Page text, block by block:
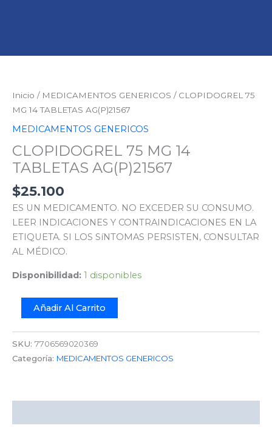
Inicio / MEDICAMENTOS GENERICOS / CLOPIDOGREL 75
MG 14 TABLETAS AG(P)21567
MEDICAMENTOS GENERICOS
CLOPIDOGREL 75 MG 14
TABLETAS AG(P)21567
$25.100
ES UN MEDICAMENTO. NO EXCEDER SU CONSUMO.
LEER INDICACIONES Y CONTRAINDICACIONES EN LA
ETIQUETA. SI LOS SíNTOMAS PERSISTEN, CONSULTAR
AL MÉDICO.
Disponibilidad: 1 disponibles
MG
14
AG(P)21567
cantidad
Añadir Al Carrito
SKU: 7706569020369
Categoría: MEDICAMENTOS GENERICOS